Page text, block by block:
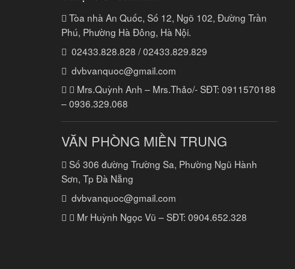
Tòa nhà An Quốc, Số 12, Ngõ 102, Đường Trần
Phú, Phường Hà Đông, Hà Nội.
02433.828.828 / 02433.829.829
dvbvanquoc@gmail.com
Mrs.Quỳnh Anh – Mrs.Thảo/- SĐT: 0911570188
–0936.329.068
VĂN PHÒNG MIỀN TRUNG
Số 306 đường Trường Sa, Phường Ngũ Hành
Sơn, Tp Đà Nẵng
dvbvanquoc@gmail.com
Mr Huỳnh Ngọc Vũ – SĐT: 0904.652.328